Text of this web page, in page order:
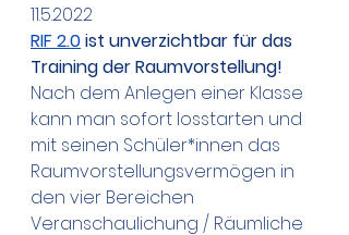
11.5.2022
RIF 2.0 ist unverzichtbar für das
Training der Raumvorstellung!
Nach dem Anlegen einer Klasse
kann man sofort losstarten und
mit seinen Schüler*innen das
Raumvorstellungsvermögen in
den vier Bereichen
Veranschaulichung / Räumliche